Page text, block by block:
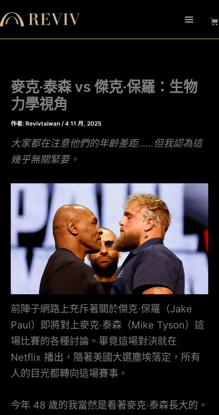
至
主
要
麥克·泰森 vs 傑克·保羅：生物
力學視角
作者: Revivtaiwan/4 11 月, 2025
大家都在注意他們的年齡差距……但我認為這
幾乎無關緊要。
前陣子網路上充斥著關於傑克·保羅（Jake
Paul）即將對上麥克·泰森（Mike Tyson）這
場比賽的各種討論。畢竟這場對決就在
Netflix 播出，隨著美國大選塵埃落定，所有
人的目光都轉向這場賽事。
今年 48 歲的我當然是看著麥克·泰森長大的。